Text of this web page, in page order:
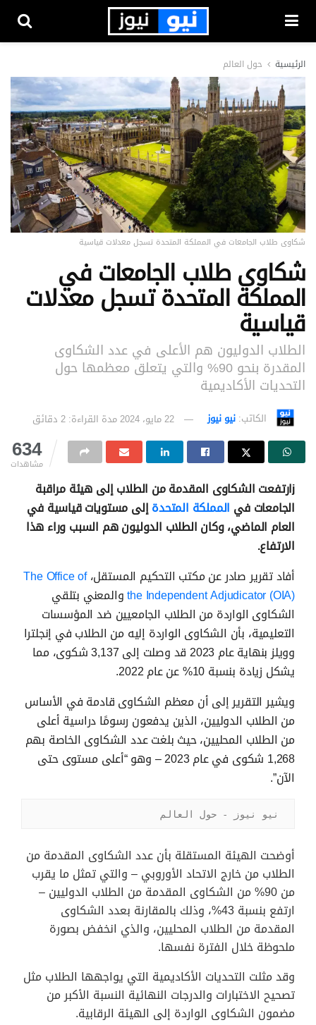
الرئيسية حول العالم
شكاوى طلاب الجامعات في المملكة المتحدة تسجل معدلات قياسية
شكاوى طلاب الجامعات في
المملكة المتحدة تسجل معدلات
قياسية
الطلاب الدوليون هم الأعلى في عدد الشكاوى
المقدرة بنحو 90% والتي يتعلق معظمها حول
التحديات الأكاديمية
الكاتب: نيو نيوز 22 مايو، 2024 مدة القراءة: 2 دقائق
634
مشاهدات
jارتفعت الشكاوى المقدمة من الطلاب إلى هيئة مراقبة
الجامعات في المملكة المتحدةإلى مستويات قياسية في
العام الماضي، وكان الطلاب الدوليون هم السبب وراء هذا
الارتفاع.
أفاد تقرير صادر عن مكتب التحكيم المستقل،The Office of
the Independent Adjudicator (OIA)والمعني بتلقي
الشكاوى الواردة من الطلاب الجامعيين ضد المؤسسات
التعليمية، بأن الشكاوى الواردة إليه من الطلاب في إنجلترا
وويلز بنهاية عام 2023 قد وصلت إلى 3,137 شكوى، مما
يشكل زيادة بنسبة 10% عن عام 2022.
ويشير التقرير إلى أن معظم الشكاوى قادمة في الأساس
من الطلاب الدوليين، الذين يدفعون رسومًا دراسية أعلى
من الطلاب المحليين، حيث بلغت عدد الشكاوى الخاصة بهم
1,268 شكوى في عام 2023 – وهو “أعلى مستوى حتى
الآن”.
نيو نيوز - حول العالم
أوضحت الهيئة المستقلة بأن عدد الشكاوى المقدمة من
الطلاب من خارج الاتحاد الأوروبي – والتي تمثل ما يقرب
من 90% من الشكاوى المقدمة من الطلاب الدوليين –
ارتفع بنسبة 43%، وذلك بالمقارنة بعدد الشكاوى
المقدمة من الطلاب المحليين، والذي انخفض بصورة
ملحوظة خلال الفترة نفسها.
وقد مثلت التحديات الأكاديمية التي يواجهها الطلاب مثل
تصحيح الاختبارات والدرجات النهائية النسبة الأكبر من
مضمون الشكاوى الواردة إلى الهيئة الرقابية.